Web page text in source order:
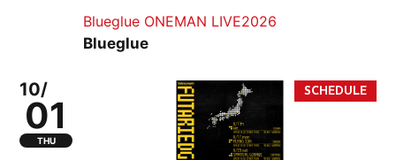
Blueglue ONEMAN LIVE2026
Blueglue
10/
01
THU